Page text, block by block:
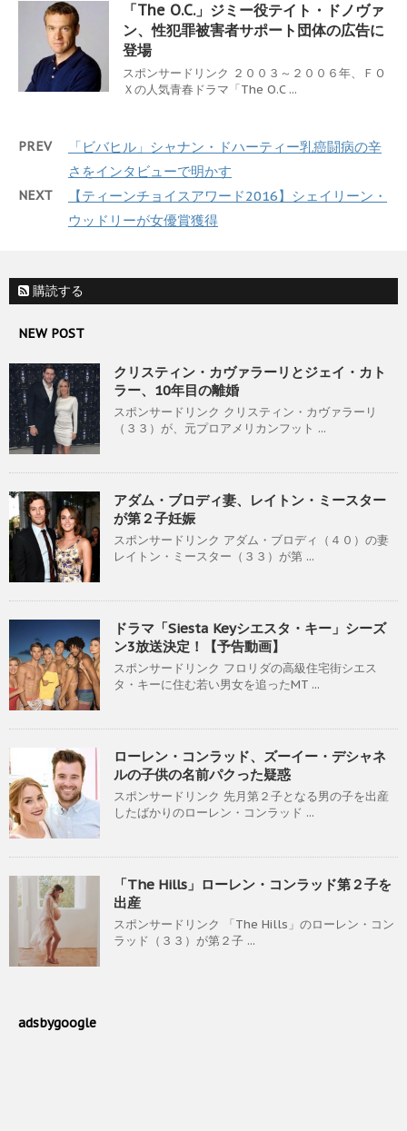
「The O.C.」ジミー役テイト・ドノヴァ
ン、性犯罪被害者サポート団体の広告に
登場
スポンサードリンク ２００３～２００６年、ＦＯ
Ｘの人気青春ドラマ「The O.C ...
PREV
「ビバヒル」シャナン・ドハーティー乳癌闘病の辛
さをインタビューで明かす
NEXT
【ティーンチョイスアワード2016】シェイリーン・
ウッドリーが女優賞獲得
購読する
NEW POST
クリスティン・カヴァラーリとジェイ・カト
ラー、10年目の離婚
スポンサードリンク クリスティン・カヴァラーリ
（３３）が、元プロアメリカンフット ...
アダム・ブロディ妻、レイトン・ミースター
が第２子妊娠
スポンサードリンク アダム・ブロディ（４０）の妻
レイトン・ミースター（３３）が第 ...
ドラマ「Siesta Keyシエスタ・キー」シーズ
ン3放送決定！【予告動画】
スポンサードリンク フロリダの高級住宅街シエス
タ・キーに住む若い男女を追ったMT ...
ローレン・コンラッド、ズーイー・デシャネ
ルの子供の名前パクった疑惑
スポンサードリンク 先月第２子となる男の子を出産
したばかりのローレン・コンラッド ...
「The Hills」ローレン・コンラッド第２子を
出産
スポンサードリンク 「The Hills」のローレン・コン
ラッド（３３）が第２子 ...
adsbygoogle